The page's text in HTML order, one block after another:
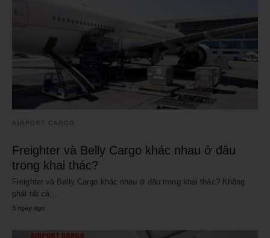
AIRPORT CARGO
Freighter và Belly Cargo khác nhau ở đâu
trong khai thác?
Freighter và Belly Cargo khác nhau ở đâu trong khai thác? Không
phải tất cả…
3 ngày ago